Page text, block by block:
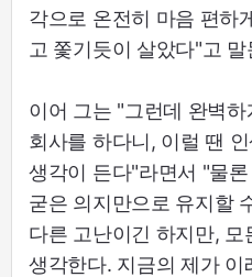
각으로 온전히 마음 편하
고 쫓기듯이 살았다"고
이어 그는 "그런데 완벽
회사를 하다니, 이럴 땐
생각이 든다"라면서 "물
굳은 의지만으로 유지할
다른 고난이긴 하지만,
생각한다. 지금의 제가